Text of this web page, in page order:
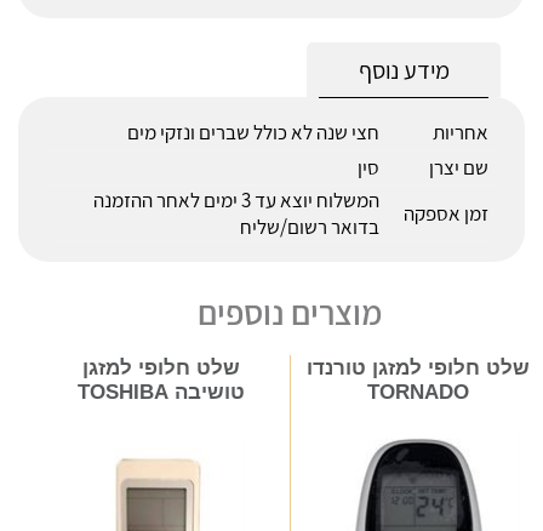
מידע נוסף
אחריות
חצי שנה לא כולל שברים ונזקי מים
שם יצרן
סין
זמן אספקה
המשלוח יוצא עד 3 ימים לאחר ההזמנה
בדואר רשום/שליח
מוצרים נוספים
שלט חלופי למזגן טורנדו
TORNADO
שלט חלופי למזגן
טושיבה TOSHIBA